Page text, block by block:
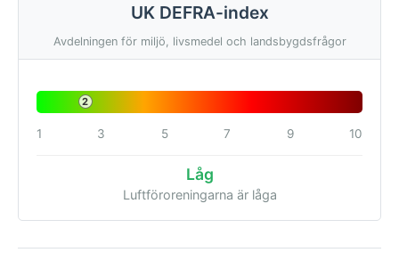
UK DEFRA-index
Avdelningen för miljö, livsmedel och landsbygdsfrågor
2
1 3 5 7 9 10
Låg
Luftföroreningarna är låga